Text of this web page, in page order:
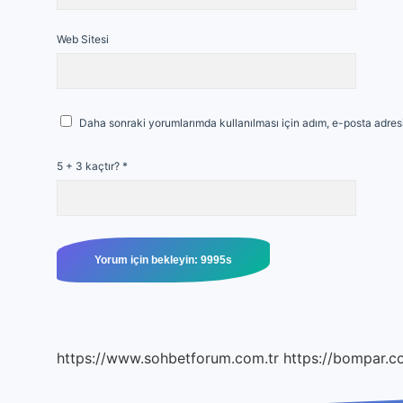
Web Sitesi
Daha sonraki yorumlarımda kullanılması için adım, e-posta
5 + 3 kaçtır? *
https://www.sohbetforum.com.tr https://